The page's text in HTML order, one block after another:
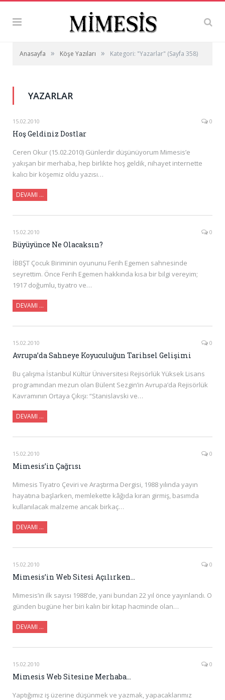
Anasayfa » Köşe Yazıları » Kategori: "Yazarlar" (Sayfa 358)
YAZARLAR
15.02.2010 0
Hoş Geldiniz Dostlar
Ceren Okur (15.02.2010) Günlerdir düşünüyorum Mimesis’e
yakışan bir merhaba, hep birlikte hoş geldik, nihayet internette
kalıcı bir köşemiz oldu yazısı…
DEVAMI …
15.02.2010 0
Büyüyünce Ne Olacaksın?
İBBŞT Çocuk Biriminin oyununu Ferih Egemen sahnesinde
seyrettim. Önce Ferih Egemen hakkında kısa bir bilgi vereyim;
1917 doğumlu, tiyatro ve…
DEVAMI …
15.02.2010 0
Avrupa’da Sahneye Koyuculuğun Tarihsel Gelişimi
Bu çalışma İstanbul Kültür Üniversitesi Rejisörlük Yüksek Lisans
programından mezun olan Bülent Sezgin’in Avrupa’da Rejisörlük
Kavramının Ortaya Çıkışı: “Stanislavski ve…
DEVAMI …
15.02.2010 0
Mimesis’in Çağrısı
Mimesis Tiyatro Çeviri ve Araştırma Dergisi, 1988 yılında yayın
hayatına başlarken, memlekette kâğıda kıran girmiş, basımda
kullanılacak malzeme ancak birkaç…
DEVAMI …
15.02.2010 0
Mimesis’in Web Sitesi Açılırken…
Mimesis’in ilk sayısı 1988’de, yani bundan 22 yıl önce yayınlandı. O
günden bugüne her biri kalın bir kitap hacminde olan…
DEVAMI …
15.02.2010 0
Mimesis Web Sitesine Merhaba…
Yaptığımız iş üzerine düşünmek ve yazmak, yapacaklarımız